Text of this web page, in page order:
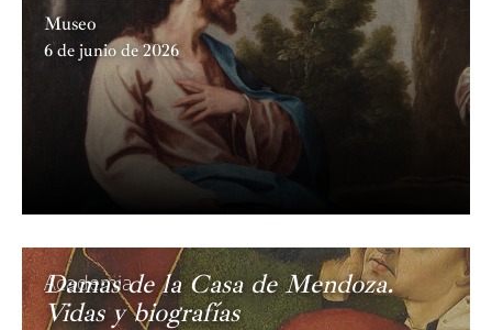
Museo
6 de junio de 2026
Academia
Damas de la Casa de Mendoza.
Vidas y biografías